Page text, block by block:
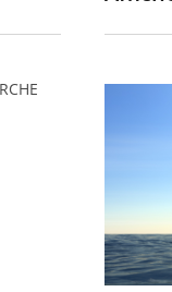
rejette
un
recours
dirigé